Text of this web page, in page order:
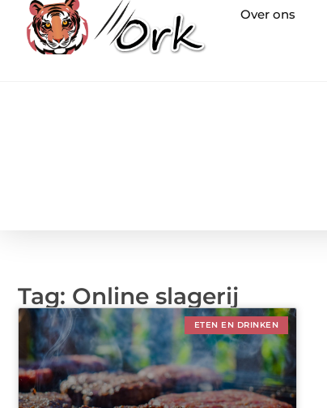
Over ons
Tag: Online slagerij
ETEN EN DRINKEN